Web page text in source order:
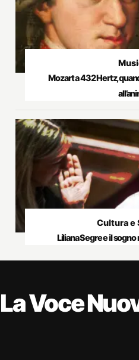
Mozart a 432 Hertz,
Cultura e
Liliana Segre e il
La Voce